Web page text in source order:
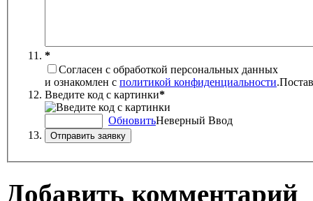
*
Согласен с обработкой персональных данных
и ознакомлен с политикой конфиденциальности.
Введите код с картинки*
ОбновитьНеверный Ввод
Добавить комментарий